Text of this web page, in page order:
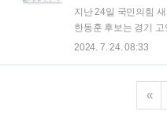
지난 24일 국민의힘
한동훈 후보는 경기
에서 당원 투표와 일반
으며, 당의 향후 방향
고 있습니다. 한동훈
2024. 7. 24. 08:33
«